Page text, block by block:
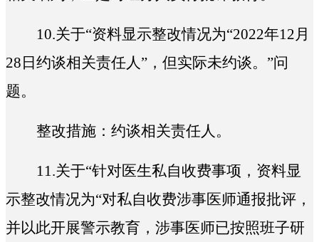
10.关于“资料显示整改情况为“2022年12月
28日约谈相关责任人”，但实际未约谈。 ”问
题。
整改措施： 约谈相关责任人。
11.关于“针对医生私自收费事项，资料显
示整改情况为“对私自收费涉事医师通报批评，
并以此开展警示教育，涉事医师已按照班子研